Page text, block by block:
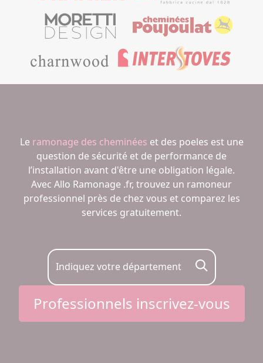
Le ramonage des cheminées et des poeles est une
question de sécurité et de performance de
l’installation avant d'être une obligation légale.
Avec Allo Ramonage .fr, trouvez un ramoneur
professionnel près de chez vous et comparez les
services gratuitement.
Indiquez votre département
Professionnels inscrivez-vous